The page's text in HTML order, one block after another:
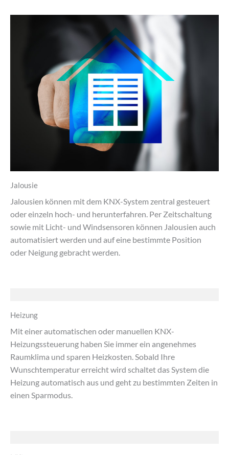
Jalousie
Jalousien können mit dem KNX-System zentral gesteuert
oder einzeln hoch- und herunterfahren. Per Zeitschaltung
sowie mit Licht- und Windsensoren können Jalousien auch
automatisiert werden und auf eine bestimmte Position
oder Neigung gebracht werden.
Heizung
Mit einer automatischen oder manuellen KNX-
Heizungssteuerung haben Sie immer ein angenehmes
Raumklima und sparen Heizkosten. Sobald Ihre
Wunschtemperatur erreicht wird schaltet das System die
Heizung automatisch aus und geht zu bestimmten Zeiten in
einen Sparmodus.